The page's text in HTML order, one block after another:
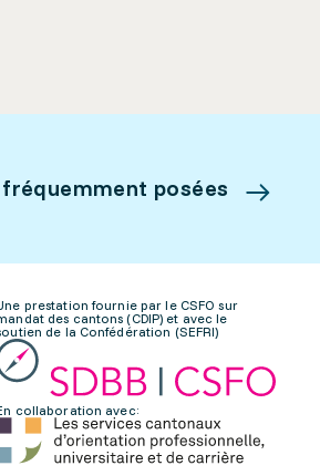
posées
prestation fournie par le CSFO sur
des cantons (CDIP) et avec le
de la Confédération (SEFRI)
collaboration avec: